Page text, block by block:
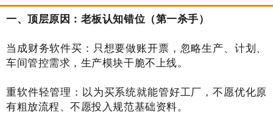
一、顶层原因：老板认知错位（第一杀手）
当成财务软件买：只想要做账开票，忽略生产、计划、
车间管控需求，生产模块干脆不上线。
重软件轻管理：以为买系统就能管好工厂，不愿优化原
有粗放流程、不愿投入规范基础资料。